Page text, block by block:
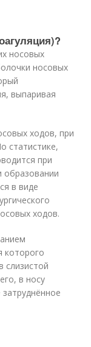
носовых
носовых
выпаривая
ходов, при
статистике,
при
образовании
в виде
ходов.
которого
слизистой
в носу